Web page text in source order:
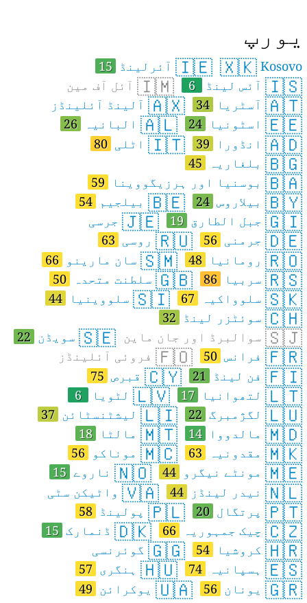
یورپ
🇽🇰 Kosovo
🇮🇪آئرلینڈ 15
🇮🇸آئس لینڈ 6
🇮🇲آئل آف مین
🇦🇹آسٹریا 34
🇦🇽آلینڈ آئلینڈز
🇪🇪اسٹونیا 24
🇦🇱البانیہ 26
🇦🇩انڈورا 39
🇮🇹اٹلی 80
🇧🇬بلغاریہ 45
🇧🇦بوسنیا اور ہرزیگووینا 59
🇧🇾بیلاروس 24
🇧🇪بیلجیم 54
🇬🇮جبل الطارق 19
🇯🇪جرسی
🇩🇪جرمنی 56
🇷🇺روسی 63
🇷🇴رومانیا 48
🇸🇲سان مارینو 66
🇷🇸سربیا 86
🇬🇧سلطنت متحدہ 50
🇸🇰سلوواکیہ 67
🇸🇮سلووینیا 44
🇨🇭سوئٹزر لینڈ 32
🇸🇯سوالبرڈ اور جان ماین 🇸🇪سویڈن 22
🇫🇷فرانس 50
🇫🇴فروئی آئلینڈز
🇫🇮فن لینڈ 21
🇨🇾قبرص 75
🇱🇹لتھوانیا 17
🇱🇻لٹویا 6
🇱🇺لگژمبرگ 22
🇱🇮لیشٹنسٹائن 37
🇲🇩مالدووا 14
🇲🇹مالٹا 18
🇲🇰مقدونیہ 63
🇲🇨موناکو 56
🇲🇪مونٹے نیگرو 44
🇳🇴ناروے 15
🇳🇱نیدر لینڈز 44
🇻🇦واٹیکن سٹی
🇵🇹پرتگال 20
🇵🇱پولینڈ 58
🇨🇿چیک جمہوریہ 66
🇩🇰ڈنمارک 15
🇭🇷کروشیا 54
🇬🇬گوئرنسی
🇪🇸ہسپانیہ 74
🇭🇺ہنگری 57
🇬🇷یونان 56
🇺🇦یوکرائن 49